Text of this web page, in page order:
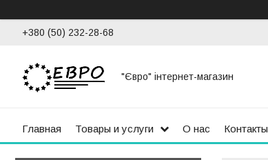
+380 (50) 232-28-68
"Євро" інтернет-магазин
Главная Товары и услуги О нас Контакты